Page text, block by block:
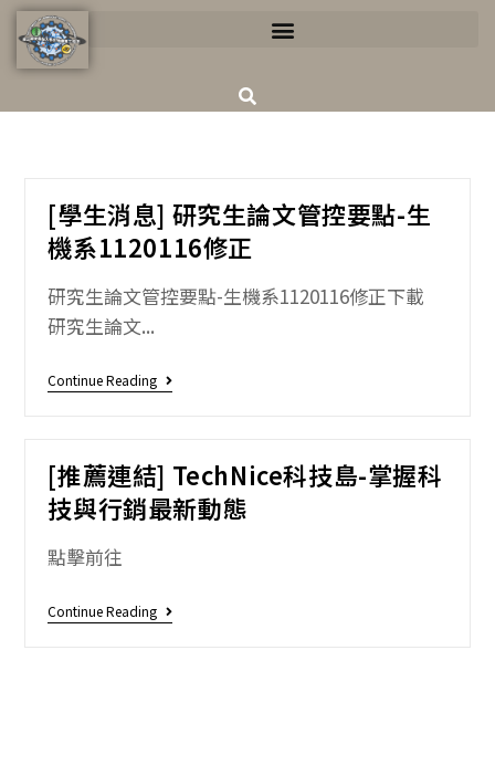
[學生消息] 研究生論文管控要點-生
機系1120116修正
研究生論文管控要點-生機系1120116修正下載
研究生論文...
Continue Reading
[推薦連結] TechNice科技島-掌握科
技與行銷最新動態
點擊前往
Continue Reading